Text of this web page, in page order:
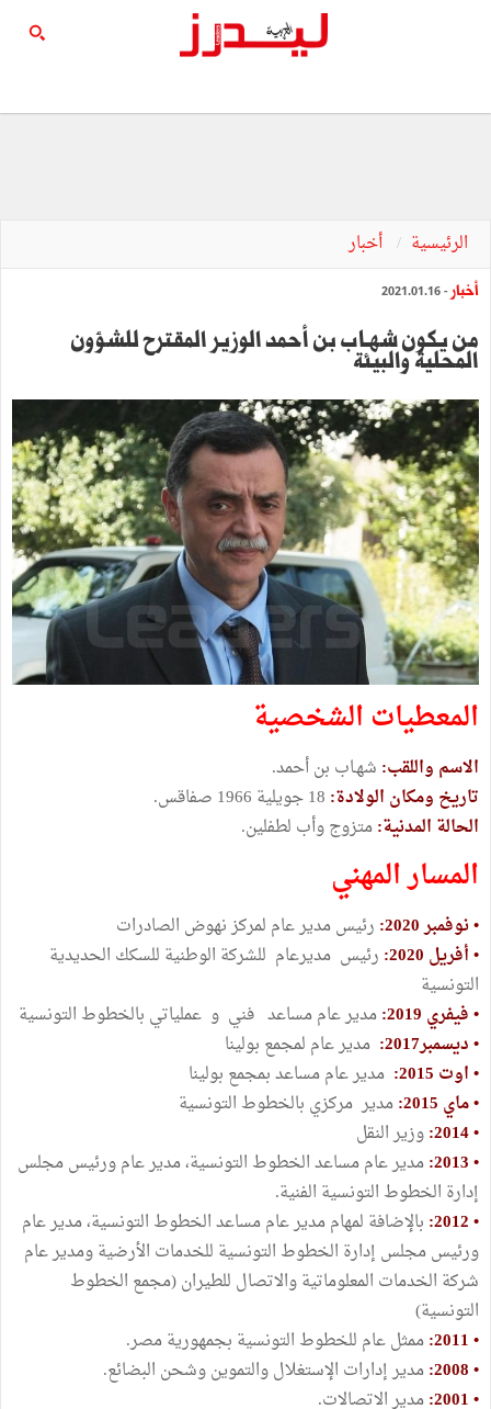
الرئيسية أخبار
أخبار - 2021.01.16
من يكون شهـاب بن أحمد الوزير المقترح للشؤون
المحلية والبيئة
المعطيات الشخصية
الاسم واللقب: شهـاب بن أحمد.
تاريخ ومكان الولادة:
الحالة المدنية:متزوج وأب لطفلين.
المسار المهني
• نوفمبر 2020:
رئيس مدير عام لمركز نهوض الصادرات
• أفريل 2020:
رئيس مديرعام للشركة الوطنية للسكك الحديدية
التونسية
• فيفري 2019:
مدير عام مساعد فني و عملياتي بالخطوط التونسية
• ديسمبر2017:
مدير عام لمجمع بولينا
• اوت 2015:
مدير عام مساعد بمجمع بولينا
• ماي 2015:
مدير مركزي بالخطوط التونسية
• 2014:
وزير النقل
• 2013:
مدير عام مساعد الخطوط التونسية، مدير عام ورئيس مجلس
إدارة الخطوط التونسية الفنية.
• 2012:
بالإضافة لمهام مدير عام مساعد الخطوط التونسية، مدير عام
ورئيس مجلس إدارة الخطوط التونسية للخدمات الأرضية ومدير عام
شركة الخدمات المعلوماتية والاتصال للطيران (مجمع الخطوط
التونسية)
• 2011:
ممثل عام للخطوط التونسية بجمهورية مصر.
• 2008:
مدير إدارات الإستغلال والتموين وشحن البضائع.
• 2001:
مدير الاتصالات.